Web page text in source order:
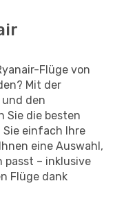
Flüge von
Mit der
den
Sie die besten
Sie einfach Ihre
eine Auswahl,
passt – inklusive
Flüge dank